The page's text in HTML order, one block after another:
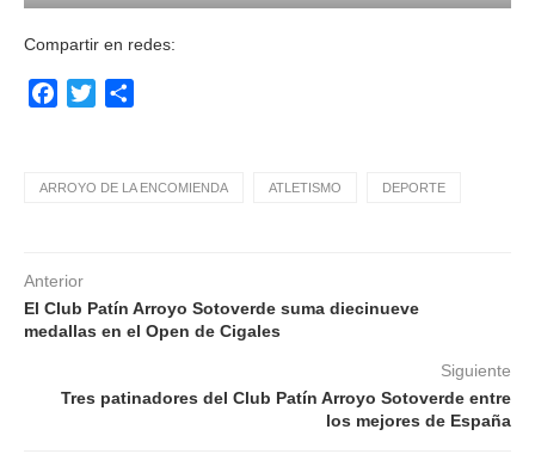
Compartir en redes:
Facebook
Twitter
ARROYO DE LA ENCOMIENDA ATLETISMO DEPORTE
Anterior
El Club Patín Arroyo Sotoverde suma diecinueve
medallas en el Open de Cigales
Siguiente
Tres patinadores del Club Patín Arroyo Sotoverde entre
los mejores de España